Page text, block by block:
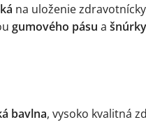
na uloženie
gumového pásu a šnúrky
bavlna, vysoko kvalitná